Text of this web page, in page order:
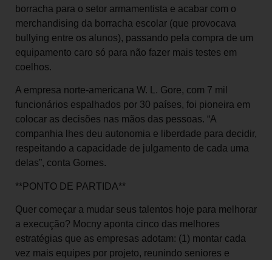
borracha para o setor armamentista e acabar com o
merchandising da borracha escolar (que provocava
bullying entre os alunos), passando pela compra de um
equipamento caro só para não fazer mais testes em
coelhos.
A empresa norte-americana W. L. Gore, com 7 mil
funcionários espalhados por 30 países, foi pioneira em
colocar as decisões nas mãos das pessoas. “A
companhia lhes deu autonomia e liberdade para decidir,
respeitando a capacidade de julgamento de cada uma
delas”, conta Gomes.
**PONTO DE PARTIDA**
Quer começar a mudar seus talentos hoje para melhorar
a execução? Mocny aponta cinco das melhores
estratégias que as empresas adotam: (1) montar cada
vez mais equipes por projeto, reunindo seniores e